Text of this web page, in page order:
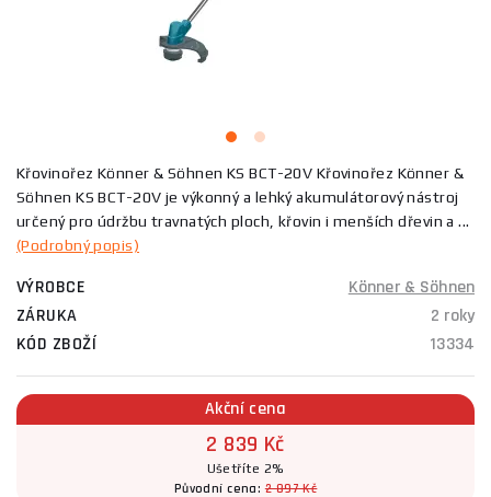
Křovinořez Könner & Söhnen KS BCT-20V Křovinořez Könner &
Söhnen KS BCT-20V je výkonný a lehký akumulátorový nástroj
určený pro údržbu travnatých ploch, křovin i menších dřevin a ...
(Podrobný popis)
VÝROBCE
Könner & Söhnen
ZÁRUKA
2 roky
KÓD ZBOŽÍ
13334
Akční cena
2 839 Kč
Ušetříte 2%
Původní cena:2 897 Kč